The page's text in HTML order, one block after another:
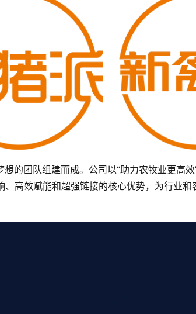
的团队组建而成。公司以“助力农牧业更高
高效赋能和超强链接的核心优势，为行业和